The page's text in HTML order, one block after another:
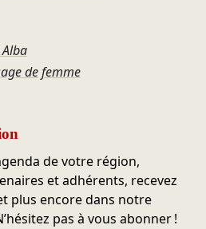
de femme
de votre région,
et adhérents, recevez
plus encore dans notre
pas à vous abonner !